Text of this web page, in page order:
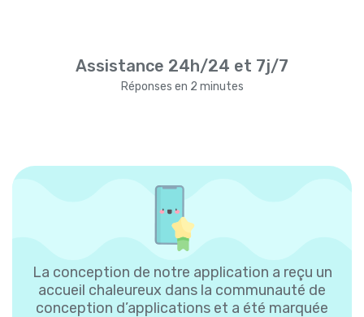
Assistance 24h/24 et 7j/7
Réponses en 2 minutes
La conception de notre application a reçu un
accueil chaleureux dans la communauté de
conception d’applications et a été marquée